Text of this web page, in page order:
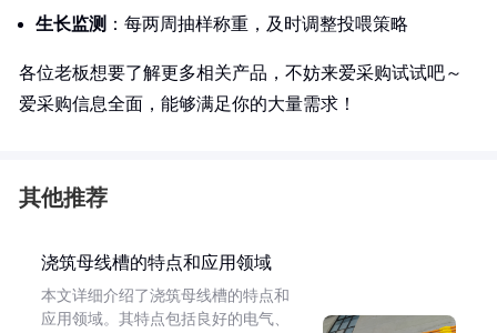
生长监测 ：每两周抽样称重，及时调整投喂策略
各位老板想要了解更多相关产品，不妨来爱采购试试吧～
爱采购信息全面，能够满足你的大量需求！
其他推荐
浇筑母线槽的特点和应用领域
本文详细介绍了浇筑母线槽的特点和
应用领域。其特点包括良好的电气、